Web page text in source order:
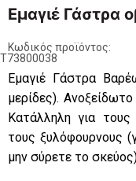
Εμαγιέ Γάστρα
Κωδικός προϊόντος:
Εμαγιέ Γάστρα
μερίδες).
Κατάλληλη για
τους ξυλόφουρνους
μην σύρετε το